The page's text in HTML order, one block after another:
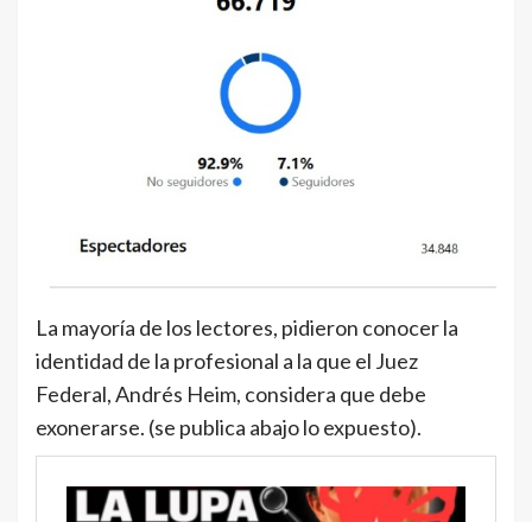
La mayoría de los lectores, pidieron conocer la
identidad de la profesional a la que el Juez
Federal, Andrés Heim, considera que debe
exonerarse. (se publica abajo lo expuesto).